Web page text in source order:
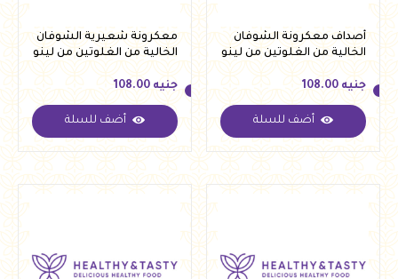
أصداف معكرونة الشوفان
الخالية من الغلوتين من لينو
250 جرام
جنيه
جنيه 108.00
أضف للسلة
معكرونة شعيرية الشوفان
الخالية من الغلوتين من لينو
250 جرام
جنيه
جنيه 108.00
أضف للسلة